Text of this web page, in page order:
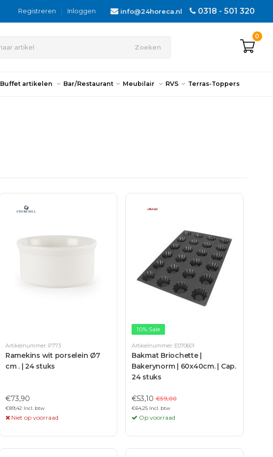
0318 - 501 320
info@24horeca.nl
Inloggen
|
Registreren
Zoeken
0
Buffet artikelen Bar/Restaurant Meubilair RVS Terras-Toppers
Artikelnummer: P773
Ramekins wit porselein Ø7
cm . | 24 stuks
€73,90
€89,42 Incl. btw
Niet op voorraad
10% Sale
Artikelnummer: E070601
Bakmat Briochette |
Bakerynorm | 60x40cm. | Cap.
24 stuks
€53,10 €59,00
€64,25 Incl. btw
Op voorraad